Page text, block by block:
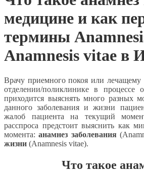
медицине и как
термины
Anamnesis vitae в
Врачу приемного покоя или лечащему
отделении/поликлинике в процессе
приходится выяснять много разных
данного заболевания и жизни
жалоб пациента на текущий
расспроса предстоит выяснить как
момента:анамнез заболевания
жизни (Anamnesis vitae).
Что такое